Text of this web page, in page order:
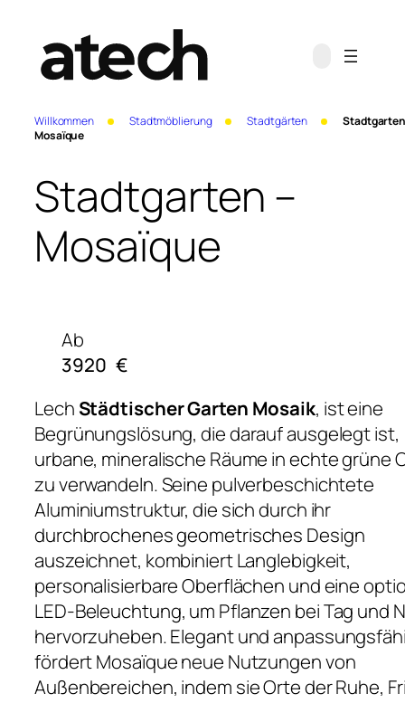
Willkommen Stadtmöblierung Stadtgärten
Mosaïque
Stadtgarten –
Mosaïque
Ab
3920 €
Lech Städtischer Garten Mosaik, ist eine
Begrünungslösung, die darauf ausgelegt ist,
urbane, mineralische Räume in echte grüne
zu verwandeln. Seine pulverbeschichtete
Aluminiumstruktur, die sich durch ihr
durchbrochenes geometrisches Design
auszeichnet, kombiniert Langlebigkeit,
personalisierbare Oberflächen und eine
LED-Beleuchtung, um Pflanzen bei Tag und
hervorzuheben. Elegant und
fördert Mosaïque neue Nutzungen von
Außenbereichen, indem sie Orte der Ruhe,